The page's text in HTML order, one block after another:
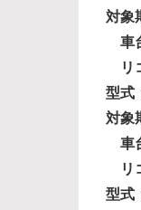
対象
車
リ
型式
対象
車
リ
型式